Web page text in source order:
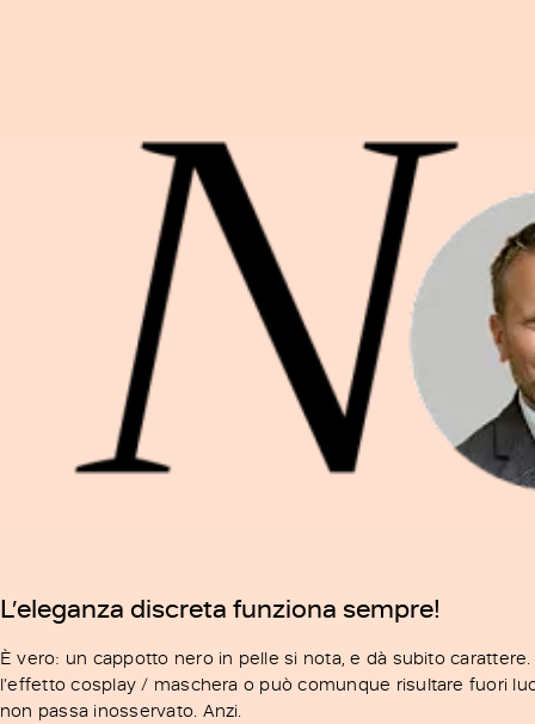
L’eleganza discreta funziona sempre!
È vero: un cappotto nero in pelle si nota, e dà subito
l’effetto cosplay / maschera o può comunque risultare fuori
non passa inosservato. Anzi.